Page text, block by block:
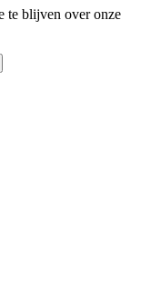
te blijven over onze